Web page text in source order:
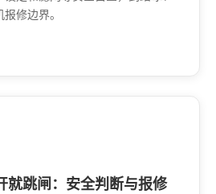
修边界。
就跳闸：安全判断与报修